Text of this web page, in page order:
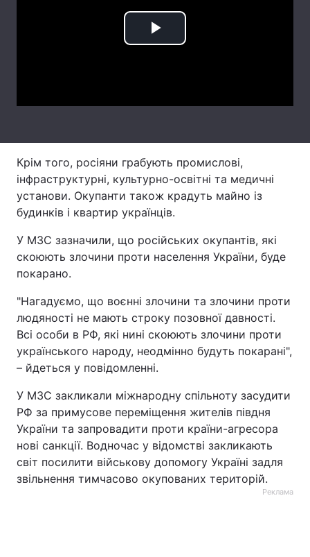
Play
Крім того, росіяни грабують промислові,
інфраструктурні, культурно-освітні та медичні
установи. Окупанти також крадуть майно із
будинків і квартир українців.
У МЗС зазначили, що російських окупантів, які
скоюють злочини проти населення України, буде
покарано.
"Нагадуємо, що воєнні злочини та злочини проти
людяності не мають строку позовної давності.
Всі особи в РФ, які нині скоюють злочини проти
українського народу, неодмінно будуть покарані",
– йдеться у повідомленні.
У МЗС закликали міжнародну спільноту засудити
РФ за примусове переміщення жителів півдня
України та запровадити проти країни-агресора
нові санкції. Водночас у відомстві закликають
світ посилити військову допомогу Україні задля
звільнення тимчасово окупованих територій.
Реклама